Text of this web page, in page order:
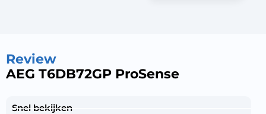
Review
AEG T6DB72GP ProSense
Snel bekijken